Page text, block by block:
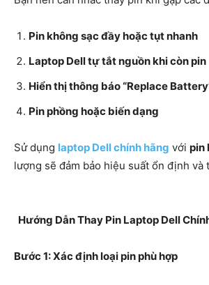
Pin không sạc đầy hoặc tụt nhanh
Laptop Dell tự tắt nguồn khi còn pin
Hiển thị thông báo “Replace
Pin phồng hoặc biến dạng
Sử dụng laptop Dell chính hãng với pin
lượng sẽ đảm bảo hiệu suất ổn định và
Hướng Dẫn Thay Pin Laptop Dell
Bước 1: Xác định loại pin phù hợp